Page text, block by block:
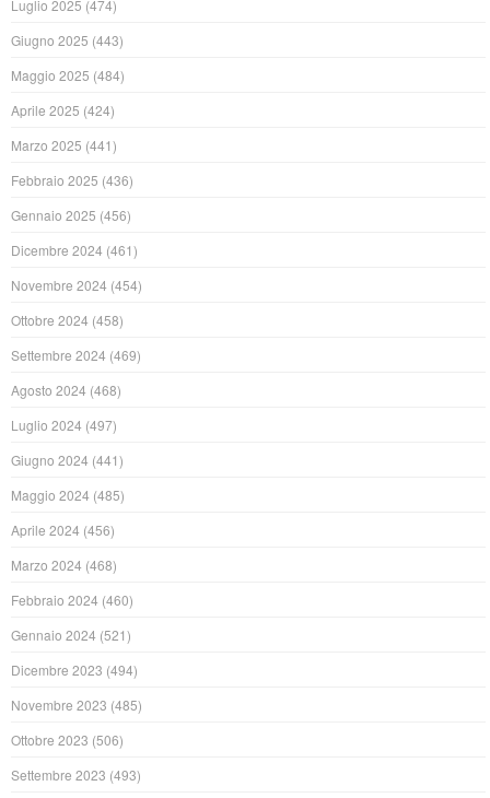
Luglio 2025 (474)
Giugno 2025 (443)
Maggio 2025 (484)
Aprile 2025 (424)
Marzo 2025 (441)
Febbraio 2025 (436)
Gennaio 2025 (456)
Dicembre 2024 (461)
Novembre 2024 (454)
Ottobre 2024 (458)
Settembre 2024 (469)
Agosto 2024 (468)
Luglio 2024 (497)
Giugno 2024 (441)
Maggio 2024 (485)
Aprile 2024 (456)
Marzo 2024 (468)
Febbraio 2024 (460)
Gennaio 2024 (521)
Dicembre 2023 (494)
Novembre 2023 (485)
Ottobre 2023 (506)
Settembre 2023 (493)